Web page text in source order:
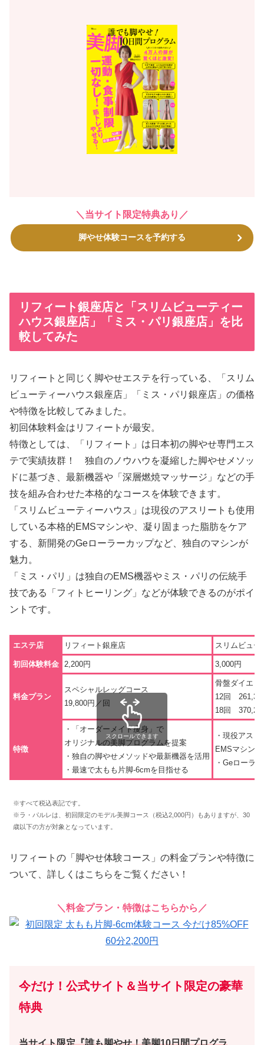
＼当サイト限定特典あり／
脚やせ体験コースを予約する
リフィート銀座店と「スリムビューティー
ハウス銀座店」「ミス・パリ銀座店」を比
較してみた
リフィートと同じく脚やせエステを行っている、「スリム
ビューティーハウス銀座店」「ミス・パリ銀座店」の価格
や特徴を比較してみました。
初回体験料金はリフィートが最安。
特徴としては、「リフィート」は日本初の脚やせ専門エス
テで実績抜群！ 独自のノウハウを凝縮した脚やせメソッ
ドに基づき、最新機器や「深層燃焼マッサージ」などの手
技を組み合わせた本格的なコースを体験できます。
「スリムビューティーハウス」は現役のアスリートも使用
している本格的EMSマシンや、凝り固まった脂肪をケア
する、新開発のGeローラーカップなど、独自のマシンが
魅力。
「ミス・パリ」は独自のEMS機器やミス・パリの伝統手
技である「フィトヒーリング」などが体験できるのがポイ
ントです。
エステ店 リフィート銀座店 スリムビュー
初回体験料金 2,200円 3,000円
料金プラン
スペシャルレッグコース
19,800円／回
骨盤ダイエッ
12回
18回
特徴
・「オーダーメイド痩身」で
オリジナルの美脚プログラムを提案
・独自の脚やせメソッドや最新機器を活用
・最速で太もも片脚-6cmを目指せる
・現役アス
EMSマシン
・Geローラ
スクロールできます
※すべて税込表記です。
※ラ・パルレは、初回限定のモデル美脚コース（税込2,000円）もありますが、30
歳以下の方が対象となっています。
リフィートの「脚やせ体験コース」の料金プランや特徴に
ついて、詳しくはこちらをご覧ください！
＼料金プラン・特徴はこちらから／
今だけ！公式サイト＆当サイト限定の豪華
特典